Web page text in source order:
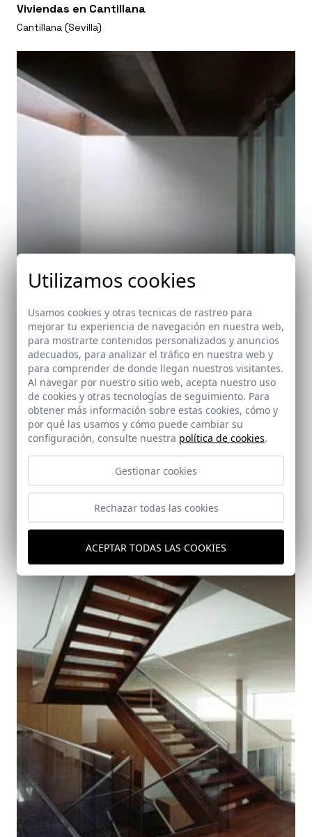
Viviendas en Cantillana
Cantillana (Sevilla)
Centro de Visitantes Puerta de Córdoba
Carmona (Sevilla)
Utilizamos cookies
Usamos cookies y otras tecnicas de rastreo para
mejorar tu experiencia de navegación en nuestra web,
para mostrarte contenidos personalizados y anuncios
adecuados, para analizar el tráfico en nuestra web y
para comprender de donde llegan nuestros visitantes.
Al navegar por nuestro sitio web, acepta nuestro uso
de cookies y otras tecnologías de seguimiento. Para
obtener más información sobre estas cookies, cómo y
por qué las usamos y cómo puede cambiar su
configuración, consulte nuestra política de cookies.
Gestionar cookies
Rechazar todas las cookies
ACEPTAR TODAS LAS COOKIES